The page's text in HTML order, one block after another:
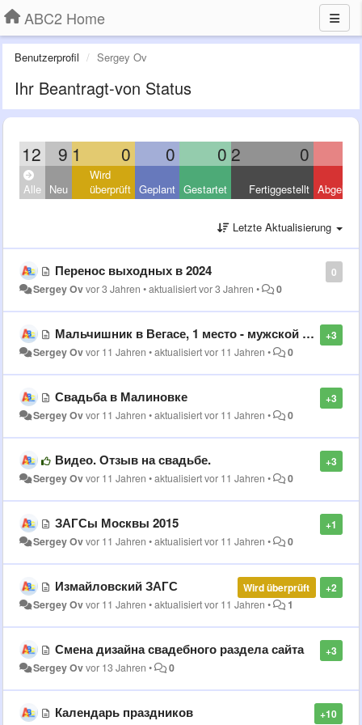
ABC2 Home
Benutzerprofil Sergey Ov
Ihr Beantragt-von Status
12 9 1 0 0 0 2 0
Alle Neu
Wird
überprüft Geplant Gestartet Fertiggestellt
Letzte Aktualisierung
0
Перенос выходных в 2024
Sergey Ovvor 3 Jahren •aktualisiertvor 3 Jahren • 0
+3
Мальчишник в Вегасе, 1 место - мужской рейтинг
Sergey Ovvor 11 Jahren •aktualisiertvor 11 Jahren • 0
+3
Свадьба в Малиновке
Sergey Ovvor 11 Jahren •aktualisiertvor 11 Jahren • 0
+3
Видео. Отзыв на свадьбе.
Sergey Ovvor 11 Jahren •aktualisiertvor 11 Jahren • 0
+1
ЗАГСы Москвы 2015
Sergey Ovvor 11 Jahren •aktualisiertvor 11 Jahren • 0
+2
Wird überprüft
Измайловский ЗАГС
Sergey Ovvor 11 Jahren •aktualisiertvor 11 Jahren • 1
+3
Смена дизайна свадебного раздела сайта
Sergey Ovvor 13 Jahren • 0
+10
Календарь праздников